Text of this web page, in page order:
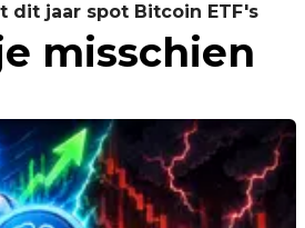
dit jaar spot Bitcoin ETF's
misschien